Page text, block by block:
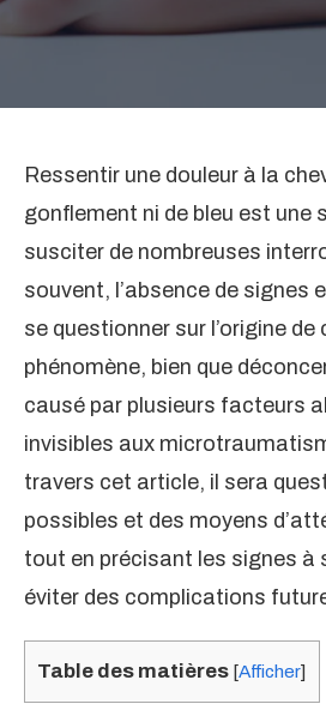
Ressentir une douleur à la
gonflement ni de bleu est une
susciter de nombreuses
souvent, l’absence de signes
se questionner sur l’origine de
phénomène, bien que
causé par plusieurs facteurs
invisibles aux
travers cet article, il sera
possibles et des moyens
tout en précisant les signes à
éviter des complications
Table des matières [Afficher]